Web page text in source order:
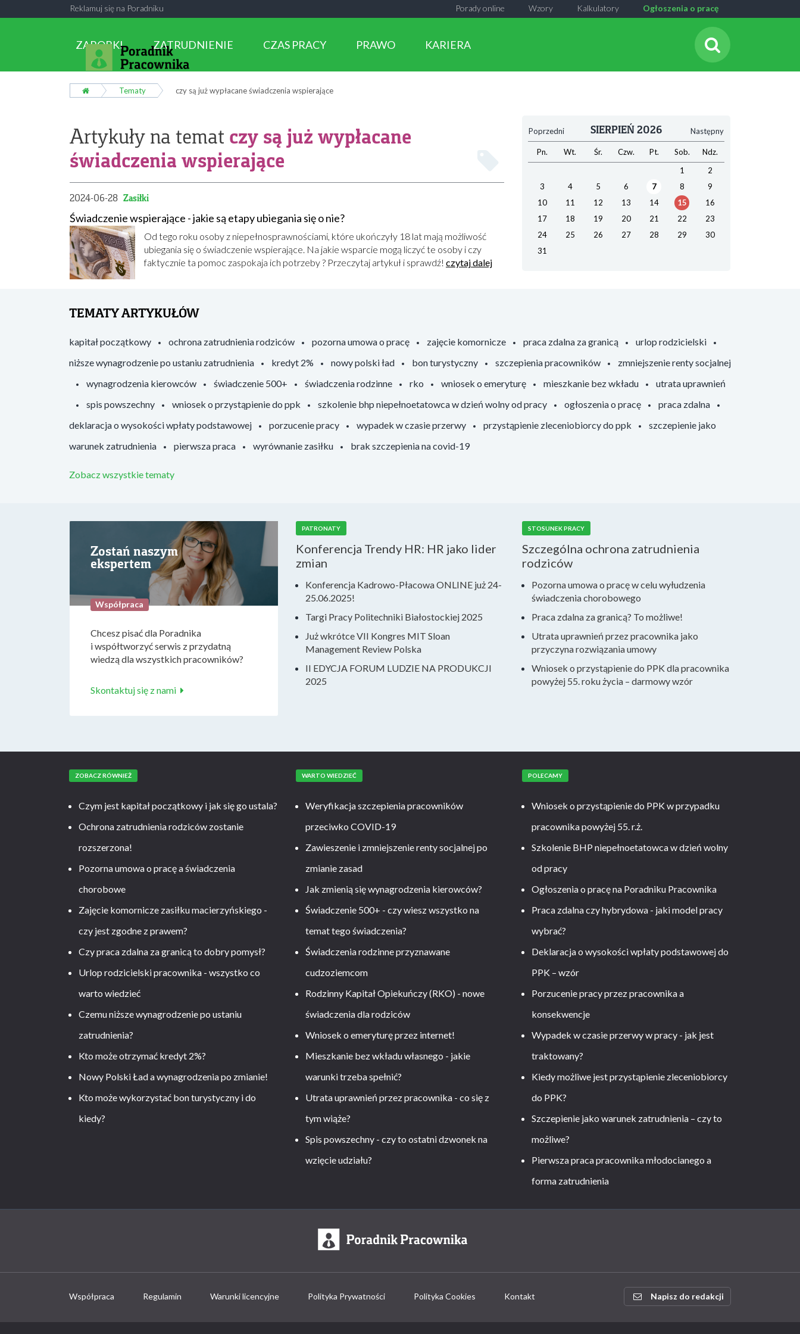
Reklamuj się na Poradniku Ogłoszenia o pracę
Kalkulatory
Wzory
Porady online
ZAROBKI ZATRUDNIENIE CZAS PRACY PRAWO KARIERA
Tematy czy są już wypłacane świadczenia wspierające
Artykuły na temat czy są już wypłacane
świadczenia wspierające
2024-06-28 Zasiłki
Świadczenie wspierające - jakie są etapy ubiegania się o nie?
Od tego roku osoby z niepełnosprawnościami, które ukończyły 18 lat mają możliwość
ubiegania się o świadczenie wspierające. Na jakie wsparcie mogą liczyć te osoby i czy
faktycznie ta pomoc zaspokaja ich potrzeby ? Przeczytaj artykuł i sprawdź! czytaj dalej
Poprzedni Następny
SIERPIEŃ 2026
Pn. Wt. Śr. Czw. Pt. Sob.
Ndz.
1
2
3
4 5 6 7 8
9
10
11 12 13 14 15
16
17
18 19 20 21 22
23
24
25 26 27 28 29
30
31
TEMATY ARTYKUŁÓW
kapitał początkowy ochrona zatrudnienia rodziców pozorna umowa o pracę zajęcie komornicze praca zdalna za granicą
urlop rodzicielski
niższe wynagrodzenie po ustaniu zatrudnienia
kredyt 2% nowy polski ład bon turystyczny szczepienia pracowników
zmniejszenie renty socjalnej
wynagrodzenia kierowców
świadczenie 500+ świadczenia rodzinne rko wniosek o emeryturę mieszkanie bez wkładu
utrata uprawnień
spis powszechny
wniosek o przystąpienie do ppk szkolenie bhp niepełnoetatowca w dzień wolny od pracy ogłoszenia o pracę
praca zdalna
deklaracja o wysokości wpłaty podstawowej
porzucenie pracy wypadek w czasie przerwy przystąpienie zleceniobiorcy do ppk
szczepienie jako
warunek zatrudnienia
pierwsza praca wyrównanie zasiłku brak szczepienia na covid-19
Zobacz wszystkie tematy
Zostań naszym
ekspertem
Współpraca
Chcesz pisać dla Poradnika
i współtworzyć serwis z przydatną
wiedzą dla wszystkich pracowników?
Skontaktuj się z nami
PATRONATY
Konferencja Trendy HR: HR jako lider
zmian
Konferencja Kadrowo-Płacowa ONLINE już 24-
25.06.2025!
Targi Pracy Politechniki Białostockiej 2025
Już wkrótce VII Kongres MIT Sloan
Management Review Polska
II EDYCJA FORUM LUDZIE NA PRODUKCJI
2025
STOSUNEK PRACY
Szczególna ochrona zatrudnienia
rodziców
Pozorna umowa o pracę w celu wyłudzenia
świadczenia chorobowego
Praca zdalna za granicą? To możliwe!
Utrata uprawnień przez pracownika jako
przyczyna rozwiązania umowy
Wniosek o przystąpienie do PPK dla pracownika
powyżej 55. roku życia – darmowy wzór
ZOBACZ RÓWNIEŻ
Czym jest kapitał początkowy i jak się go ustala?
Ochrona zatrudnienia rodziców zostanie
rozszerzona!
Pozorna umowa o pracę a świadczenia
chorobowe
Zajęcie komornicze zasiłku macierzyńskiego -
czy jest zgodne z prawem?
Czy praca zdalna za granicą to dobry pomysł?
Urlop rodzicielski pracownika - wszystko co
warto wiedzieć
Czemu niższe wynagrodzenie po ustaniu
zatrudnienia?
Kto może otrzymać kredyt 2%?
Nowy Polski Ład a wynagrodzenia po zmianie!
Kto może wykorzystać bon turystyczny i do
kiedy?
WARTO WIEDZIEĆ
Weryfikacja szczepienia pracowników
przeciwko COVID-19
Zawieszenie i zmniejszenie renty socjalnej po
zmianie zasad
Jak zmienią się wynagrodzenia kierowców?
Świadczenie 500+ - czy wiesz wszystko na
temat tego świadczenia?
Świadczenia rodzinne przyznawane
cudzoziemcom
Rodzinny Kapitał Opiekuńczy (RKO) - nowe
świadczenia dla rodziców
Wniosek o emeryturę przez internet!
Mieszkanie bez wkładu własnego - jakie
warunki trzeba spełnić?
Utrata uprawnień przez pracownika - co się z
tym wiąże?
Spis powszechny - czy to ostatni dzwonek na
wzięcie udziału?
POLECAMY
Wniosek o przystąpienie do PPK w przypadku
pracownika powyżej 55. r.ż.
Szkolenie BHP niepełnoetatowca w dzień wolny
od pracy
Ogłoszenia o pracę na Poradniku Pracownika
Praca zdalna czy hybrydowa - jaki model pracy
wybrać?
Deklaracja o wysokości wpłaty podstawowej do
PPK – wzór
Porzucenie pracy przez pracownika a
konsekwencje
Wypadek w czasie przerwy w pracy - jak jest
traktowany?
Kiedy możliwe jest przystąpienie zleceniobiorcy
do PPK?
Szczepienie jako warunek zatrudnienia – czy to
możliwe?
Pierwsza praca pracownika młodocianego a
forma zatrudnienia
Współpraca Regulamin Warunki licencyjne Polityka Prywatności Polityka Cookies Kontakt Napisz do redakcji